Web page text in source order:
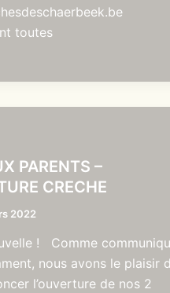
toutes
PARENTS –
CRECHE
2022
! Comme
nous avons le plaisir
l’ouverture de nos 2